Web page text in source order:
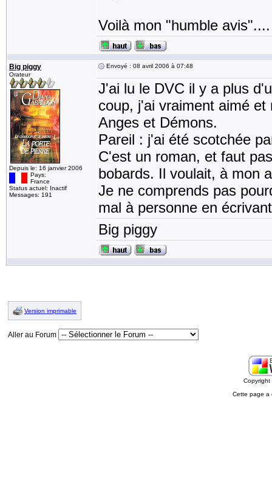
Voilà mon "humble
Big piggy
Orateur
Depuis le: 16 janvier 2006
Pays:
France
Status actuel: Inactif
Messages: 191
Envoyé : 08 avril 2006 à 07:48
J'ai lu le DVC il y a plus
coup, j'ai vraiment aimé
Anges et Démons.
Pareil : j'ai été scotchée
C'est un roman, et faut
bobards. Il voulait, à mon
Je ne comprends pas
mal à personne en
Big piggy
Version imprimable
Aller au Forum
Cette page a